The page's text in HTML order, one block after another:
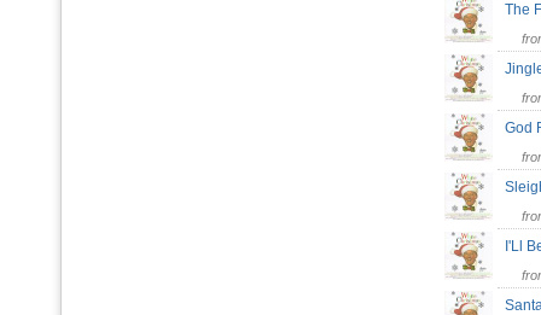
The
God
I'Ll